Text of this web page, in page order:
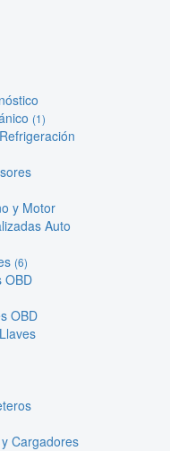
(1)
y Motor
Auto
(6)
OBD
OBD
Cargadores